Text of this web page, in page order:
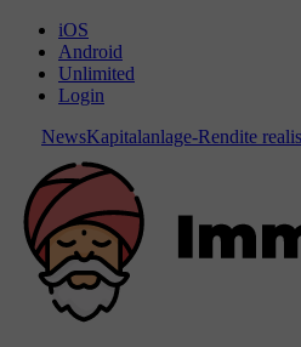
iOS
Android
Unlimited
Login
NewsKapitalanlage-Rendite